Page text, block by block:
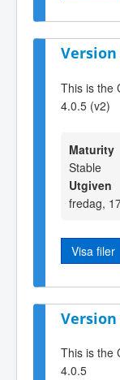
Version
This is the
4.0.5 (v2)
Maturity
Stable
Utgiven
fredag,
Visa filer
Version
This is the
4.0.5